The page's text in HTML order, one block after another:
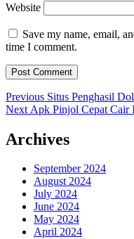
Website
Save my name, email,
time I comment.
Post
navigation
Previous Previous
post:
Situs Penghasil
Next Next
Apk Pinjol Cepat Cair
Archives
September 2024
August 2024
July 2024
June 2024
May 2024
April 2024